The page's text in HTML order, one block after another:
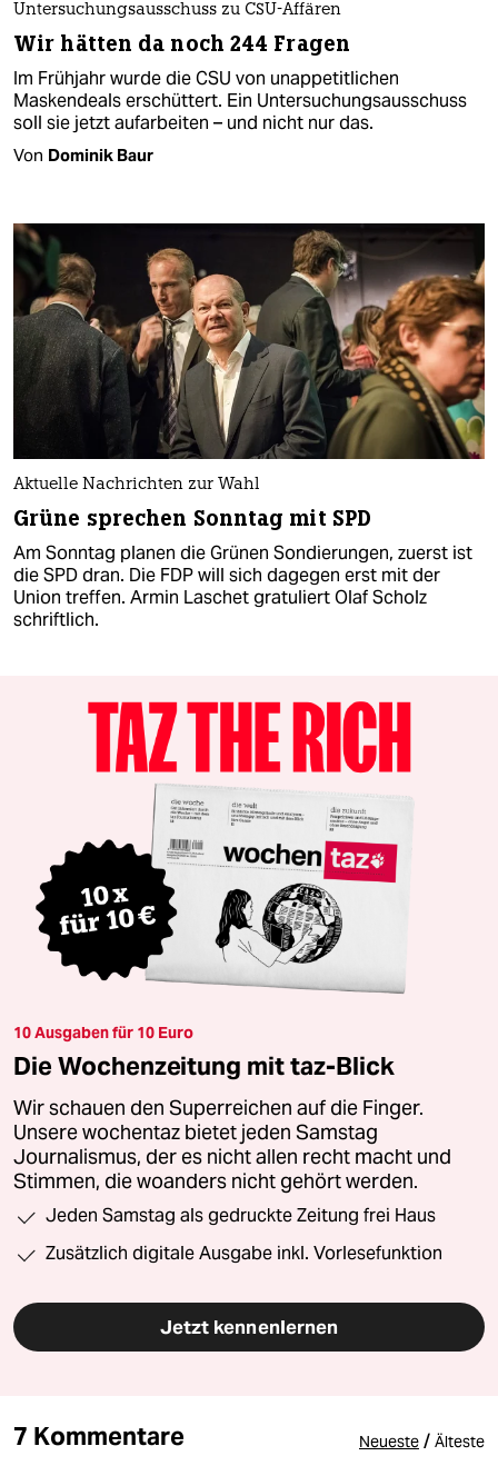
Untersuchungsausschuss zu CSU-Affären
Wir hätten da noch 244 Fragen
Im Frühjahr wurde die CSU von unappetitlichen
Maskendeals erschüttert. Ein Untersuchungsausschuss
soll sie jetzt aufarbeiten – und nicht nur das.
Von Dominik Baur
Aktuelle Nachrichten zur Wahl
Grüne sprechen Sonntag mit SPD
Am Sonntag planen die Grünen Sondierungen, zuerst ist
die SPD dran. Die FDP will sich dagegen erst mit der
Union treffen. Armin Laschet gratuliert Olaf Scholz
schriftlich.
10 Ausgaben für 10 Euro
Die Wochenzeitung mit taz-Blick
Wir schauen den Superreichen auf die Finger.
Unsere wochentaz bietet jeden Samstag
Journalismus, der es nicht allen recht macht und
Stimmen, die woanders nicht gehört werden.
Jeden Samstag als gedruckte Zeitung frei Haus
Zusätzlich digitale Ausgabe inkl. Vorlesefunktion
Jetzt kennenlernen
7 Kommentare Neueste / Älteste